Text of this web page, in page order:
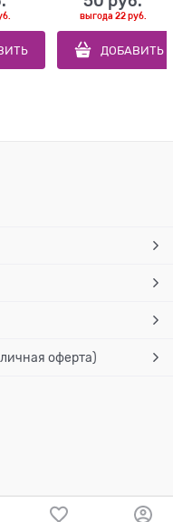
выгода 22 руб.
ДОБАВИТЬ
оферта)